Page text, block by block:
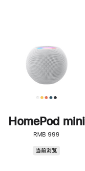
HomePod mini
RMB 999
当前浏览